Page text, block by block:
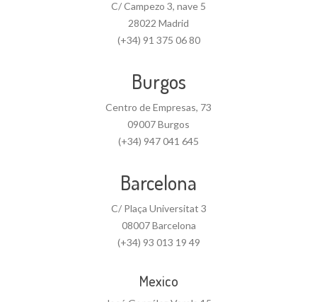
C/ Campezo 3, nave 5
28022 Madrid
(+34) 91 375 06 80
Burgos
Centro de Empresas, 73
09007 Burgos
(+34) 947 041 645
Barcelona
C/ Plaça Universitat 3
08007 Barcelona
(+34) 93 013 19 49
Mexico